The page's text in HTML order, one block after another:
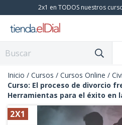
2x1 en TODOS nuestros
Inicio / Cursos / Cursos Online /
Curso: El proceso de divorcio
Herramientas para el éxito en
2X1